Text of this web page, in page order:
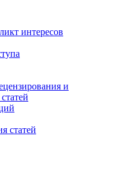
интересов
и
статей